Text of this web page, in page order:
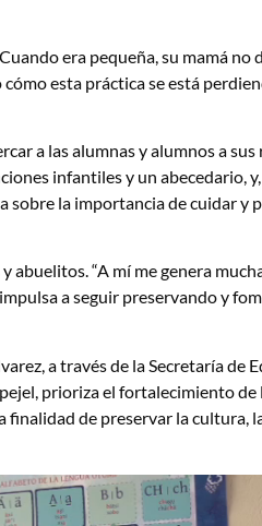
era pequeña, su mamá no
esta práctica se está
a las alumnas y alumnos a sus
infantiles y un abecedario,
sobre la importancia de cuidar y
abuelitos. “A mí me genera
a seguir preservando y
a través de la Secretaría de
prioriza el fortalecimiento de
finalidad de preservar la cultura,